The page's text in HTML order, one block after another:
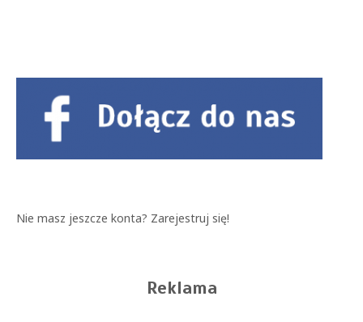
Nie masz jeszcze konta? Zarejestruj się!
Reklama